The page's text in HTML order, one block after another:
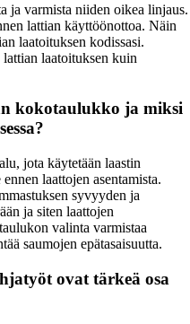
ja varmista niiden oikea linjaus.
lattian käyttöönottoa. Näin
laatoituksen kodissasi.
laatoituksen kuin
kokotaulukko ja miksi
jota käytetään laastin
laattojen asentamista.
syvyyden ja
ja siten laattojen
valinta varmistaa
saumojen epätasaisuutta.
ovat tärkeä osa